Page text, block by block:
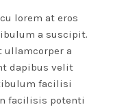
lorem at eros
a suscipit.
ullamcorper a
dapibus velit
facilisi
facilisis potenti